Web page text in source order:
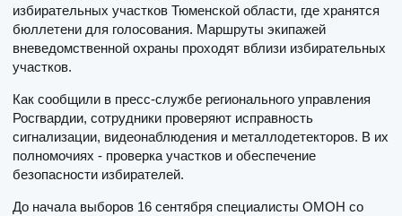
избирательных участков Тюменской области, где хранятся
бюллетени для голосования. Маршруты экипажей
вневедомственной охраны проходят вблизи избирательных
участков.
Как сообщили в пресс-службе регионального управления
Росгвардии, сотрудники проверяют исправность
сигнализации, видеонаблюдения и металлодетекторов. В их
полномочиях - проверка участков и обеспечение
безопасности избирателей.
До начала выборов 16 сентября специалисты ОМОН со